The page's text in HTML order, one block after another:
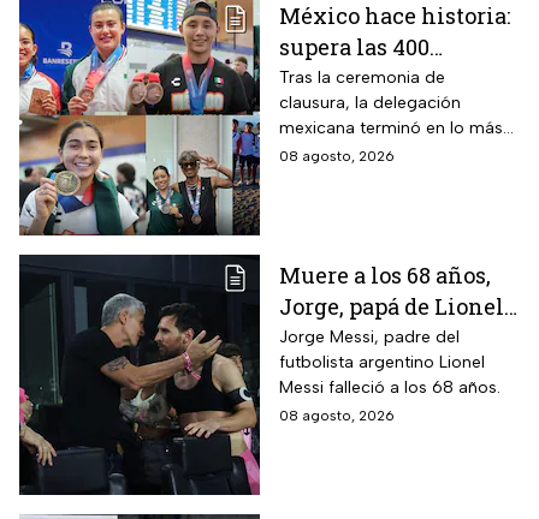
México hace historia:
supera las 400
medallas en los
Juegos
Centroamericanos
2026 e impone récords
Tras la ceremonia de
clausura, la delegación
mexicana terminó en lo más
alto del medallero
08 agosto, 2026
Muere a los 68 años,
Jorge, papá de Lionel
Messi
Jorge Messi, padre del
futbolista argentino Lionel
Messi falleció a los 68 años.
08 agosto, 2026